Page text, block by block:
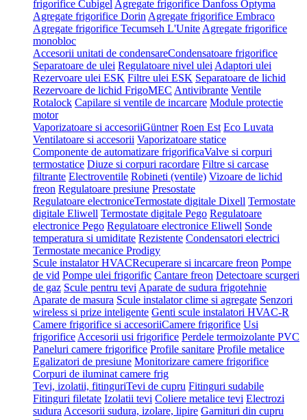
frigorifice Cubigel Agregate frigorifice Danfoss Optyma
Agregate frigorifice Dorin Agregate frigorifice Embraco
Agregate frigorifice Tecumseh L'Unite Agregate frigorifice
monobloc
Accesorii unitati de condensareCondensatoare frigorifice
Separatoare de ulei Regulatoare nivel ulei Adaptori ulei
Rezervoare ulei ESK Filtre ulei ESK Separatoare de lichid
Rezervoare de lichid FrigoMEC Antivibrante Ventile
Rotalock Capilare si ventile de incarcare Module protectie
motor
Vaporizatoare si accesoriiGüntner Roen Est Eco Luvata
Ventilatoare si accesorii Vaporizatoare statice
Componente de automatizare frigorificaValve si corpuri
termostatice Diuze si corpuri racordare Filtre si carcase
filtrante Electroventile Robineti (ventile) Vizoare de lichid
freon Regulatoare presiune Presostate
Regulatoare electroniceTermostate digitale Dixell Termostate
digitale Eliwell Termostate digitale Pego Regulatoare
electronice Pego Regulatoare electronice Eliwell Sonde
temperatura si umiditate Rezistente Condensatori electrici
Termostate mecanice Prodigy
Scule instalator HVACRecuperare si incarcare freon Pompe
de vid Pompe ulei frigorific Cantare freon Detectoare scurgeri
de gaz Scule pentru tevi Aparate de sudura frigotehnie
Aparate de masura Scule instalator clime si agregate Senzori
wireless si prize inteligente Genti scule instalatori HVAC-R
Camere frigorifice si accesoriiCamere frigorifice Usi
frigorifice Accesorii usi frigorifice Perdele termoizolante PVC
Paneluri camere frigorifice Profile sanitare Profile metalice
Egalizatori de presiune Monitorizare camere frigorifice
Corpuri de iluminat camere frig
Tevi, izolatii, fitinguriTevi de cupru Fitinguri sudabile
Fitinguri filetate Izolatii tevi Coliere metalice tevi Electrozi
sudura Accesorii sudura, izolare, lipire Garnituri din cupru